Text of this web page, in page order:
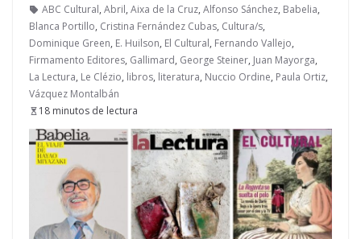
ABC Cultural, Abril, Aixa de la Cruz, Alfonso Sánchez, Babelia,
Blanca Portillo, Cristina Fernández Cubas, Cultura/s,
Dominique Green, E. Huilson, El Cultural, Fernando Vallejo,
Firmamento Editores, Gallimard, George Steiner, Juan Mayorga,
La Lectura, Le Clézio, libros, literatura, Nuccio Ordine, Paula Ortiz,
Vázquez Montalbán
18 minutos de lectura